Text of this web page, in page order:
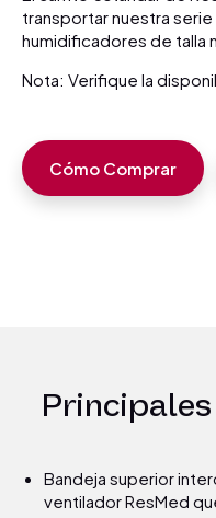
transportar nuestra
humidificadores de talla
Nota: Verifique la
Cómo Comprar
Bandeja superior
ventilador ResMed